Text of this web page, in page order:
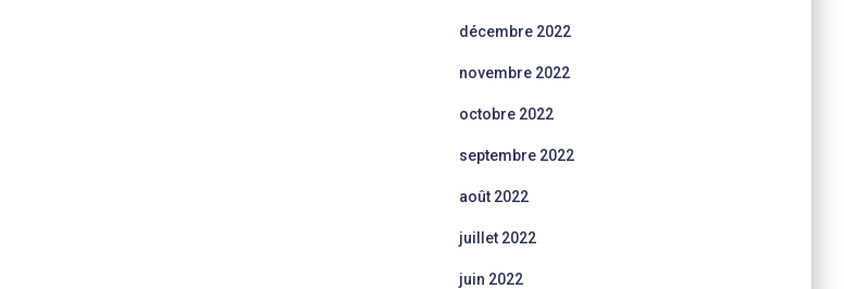
décembre 2022
novembre 2022
octobre 2022
septembre 2022
août 2022
juillet 2022
juin 2022